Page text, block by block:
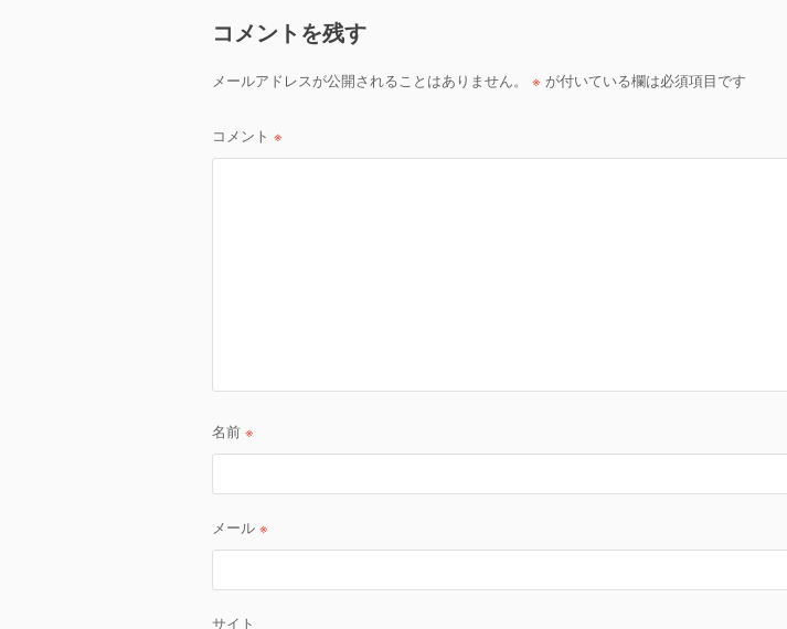
ビ
ゲ
ー
コメントを残す
メールアドレスが公開されることはありません。 ※ が付いている欄は必須項目です
コメント ※
名前 ※
メール ※
サイト